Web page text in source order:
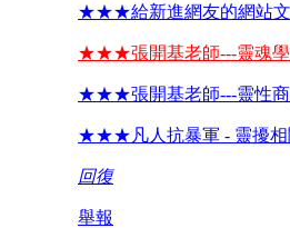
★★★給新進網友的網站
★★★張開基老師---靈魂
★★★張開基老師---靈性
★★★凡人抗暴軍 - 靈擾
回復
舉報